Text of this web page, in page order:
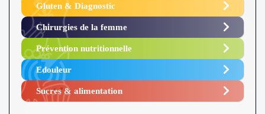
Gluten & Diagnostic
Chirurgies de la femme
Prévention nutritionnelle
Edouleur​
Sucres & alimentation​